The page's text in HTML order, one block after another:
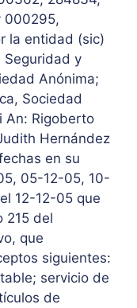
000295,
la entidad (sic)
Seguridad y
Anónima;
Sociedad
An: Rigoberto
Hernández
en su
05-12-05, 10-
12-12-05 que
215 del
que
siguientes:
servicio de
de